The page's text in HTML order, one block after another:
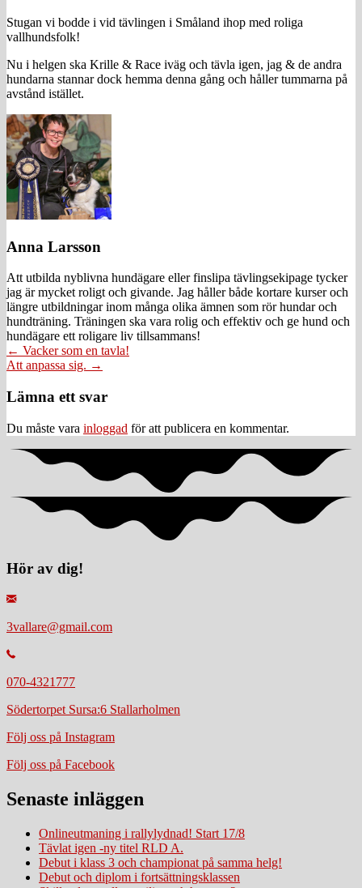
Stugan vi bodde i vid tävlingen i Småland ihop med roliga
vallhundsfolk!
Nu i helgen ska Krille & Race iväg och tävla igen, jag & de andra
hundarna stannar dock hemma denna gång och håller tummarna på
avstånd istället.
Anna Larsson
Att utbilda nyblivna hundägare eller finslipa tävlingsekipage tycker
jag är mycket roligt och givande. Jag håller både kortare kurser och
längre utbildningar inom många olika ämnen som rör hundar och
hundträning. Träningen ska vara rolig och effektiv och ge hund och
hundägare ett roligare liv tillsammans!
Posts
navigation
← Vacker som en tavla!
Att anpassa sig. →
Läsarkommentarer
Lämna ett svar
Du måste vara inloggad för att publicera en kommentar.
Hör av dig!
3vallare@gmail.com
070-4321777
Södertorpet Sursa:6 Stallarholmen
Följ oss på Instagram
Följ oss på Facebook
Senaste inläggen
Onlineutmaning i rallylydnad! Start 17/8
Tävlat igen -ny titel RLD A.
Debut i klass 3 och championat på samma helg!
Debut och diplom i fortsättningsklassen